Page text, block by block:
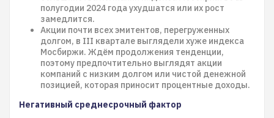
полугодии 2024 года ухудшатся или их рост
замедлится.
Акции почти всех эмитентов, перегруженных
долгом, в III квартале выглядели хуже индекса
Мосбиржи. Ждём продолжения тенденции,
поэтому предпочтительно выглядят акции
компаний с низким долгом или чистой денежной
позицией, которая приносит процентные доходы.
Негативный среднесрочный фактор